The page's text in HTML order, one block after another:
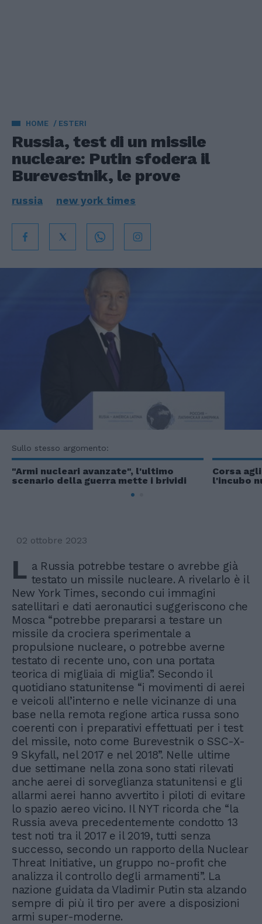
HOME ESTERI
Russia, test di un missile
nucleare: Putin sfodera il
Burevestnik, le prove
russia new york times
Sullo stesso argomento:
"Armi nucleari avanzate", l'ultimo
scenario della guerra mette i brividi
Corsa
l'incubo
02 ottobre 2023
L a Russia potrebbe testare o avrebbe già
testato un missile nucleare. A rivelarlo è il
New York Times, secondo cui immagini
satellitari e dati aeronautici suggeriscono che
Mosca “potrebbe prepararsi a testare un
missile da crociera sperimentale a
propulsione nucleare, o potrebbe averne
testato di recente uno, con una portata
teorica di migliaia di miglia”. Secondo il
quotidiano statunitense “i movimenti di aerei
e veicoli all’interno e nelle vicinanze di una
base nella remota regione artica russa sono
coerenti con i preparativi effettuati per i test
del missile, noto come Burevestnik o SSC-X-
9 Skyfall, nel 2017 e nel 2018”. Nelle ultime
due settimane nella zona sono stati rilevati
anche aerei di sorveglianza statunitensi e gli
allarmi aerei hanno avvertito i piloti di evitare
lo spazio aereo vicino. Il NYT ricorda che “la
Russia aveva precedentemente condotto 13
test noti tra il 2017 e il 2019, tutti senza
successo, secondo un rapporto della Nuclear
Threat Initiative, un gruppo no-profit che
analizza il controllo degli armamenti”. La
nazione guidata da Vladimir Putin sta alzando
sempre di più il tiro per avere a disposizioni
armi super-moderne.